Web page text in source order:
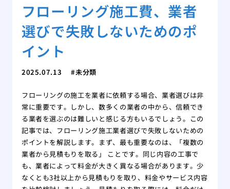
フローリング施工費、業者
選びで失敗しないためのポ
イント
2025.07.13 未分類
フローリングの施工を業者に依頼する場合、業者選びは非
常に重要です。しかし、数多くの業者の中から、信頼でき
る業者を選ぶのは難しいと感じる方もいるでしょう。この
記事では、フローリング施工業者選びで失敗しないための
ポイントを解説します。まず、最も重要なのは、「複数の
業者から見積もりを取る」 ことです。同じ内容の工事で
も、業者によって料金が大きく異なる場合があります。少
なくとも3社以上から見積もりを取り、料金やサービス内容